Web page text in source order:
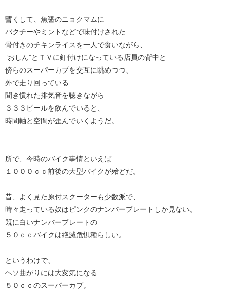
暫くして、魚醤のニョクマムに
パクチーやミントなどで味付けされた
骨付きのチキンライスを一人で食いながら、
”おしん”とＴＶに釘付けになっている店員の背中と
傍らのスーパーカブを交互に眺めつつ、
外で走り回っている
聞き慣れた排気音を聴きながら
３３３ビールを飲んでいると、
時間軸と空間が歪んでいくようだ。
所で、今時のバイク事情といえば
１０００ｃｃ前後の大型バイクが殆どだ。
昔、よく見た原付スクーターも少数派で、
時々走っている奴はピンクのナンバープレートしか見ない。
既に白いナンバープレートの
５０ｃｃバイクは絶滅危惧種らしい。
というわけで、
ヘソ曲がりには大変気になる
５０ｃｃのスーパーカブ。